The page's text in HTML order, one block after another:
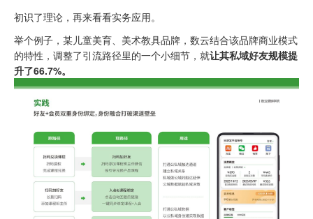
初识了理论，再来看看实务应用。
举个例子，某儿童美育、美术教具品牌，数云结合该品牌商业模式
的特性，调整了引流路径里的一个小细节，就让其私域好友规模提
升了66.7%。